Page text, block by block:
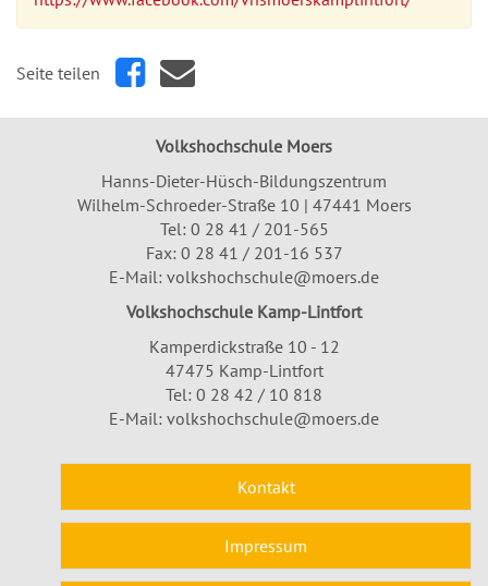
Seite teilen
Volkshochschule Moers
Hanns-Dieter-Hüsch-Bildungszentrum
Wilhelm-Schroeder-Straße 10 | 47441 Moers
Tel: 0 28 41 / 201-565
Fax: 0 28 41 / 201-16 537
E-Mail: volkshochschule@moers.de
Volkshochschule Kamp-Lintfort
Kamperdickstraße 10 - 12
47475 Kamp-Lintfort
Tel: 0 28 42 / 10 818
E-Mail: volkshochschule@moers.de
Kontakt
Impressum